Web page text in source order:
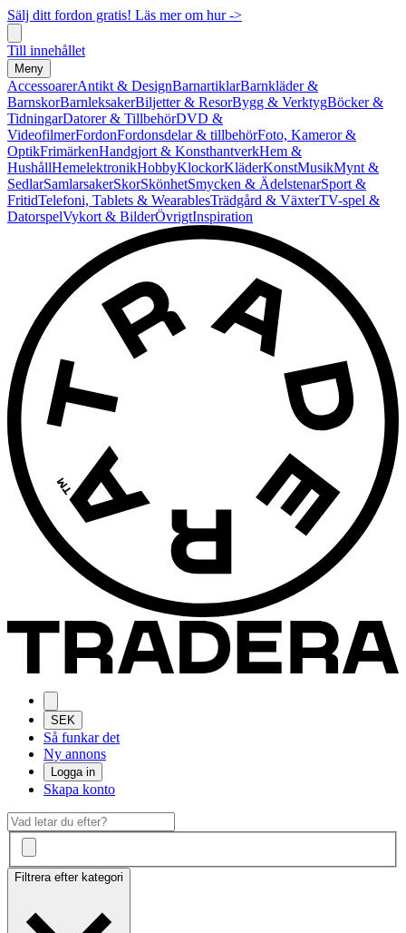
Sälj ditt fordon gratis! Läs mer om hur ->
Till innehållet
Meny
AccessoarerAntikt & DesignBarnartiklarBarnkläder &
BarnskorBarnleksakerBiljetter & ResorBygg & VerktygBöcker &
TidningarDatorer & TillbehörDVD &
VideofilmerFordonFordonsdelar & tillbehörFoto, Kameror &
OptikFrimärkenHandgjort & KonsthantverkHem &
HushållHemelektronikHobbyKlockorKläderKonstMusikMynt &
SedlarSamlarsakerSkorSkönhetSmycken & ÄdelstenarSport &
FritidTelefoni, Tablets & WearablesTrädgård & VäxterTV-spel &
DatorspelVykort & BilderÖvrigtInspiration
SEK
Så funkar det
Ny annons
Logga in
Skapa konto
Filtrera efter kategori